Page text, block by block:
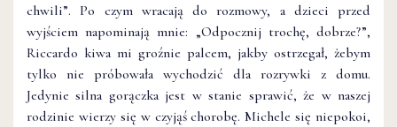
chwili”. Po czym wracają do rozmowy, a dzieci przed
wyjściem napominają mnie: „Odpocznij trochę, dobrze?”,
Riccardo kiwa mi groźnie palcem, jakby ostrzegał, żebym
tylko nie próbowała wychodzić dla rozrywki z domu.
Jedynie silna gorączka jest w stanie sprawić, że w naszej
rodzinie wierzy się w czyjąś chorobę. Michele się niepokoi,